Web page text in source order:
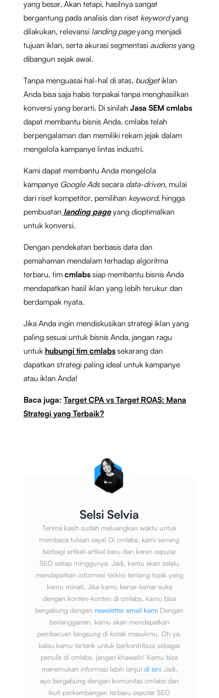
yang besar. Akan tetapi, hasilnya sangat
bergantung pada analisis dan riset keywordyang
dilakukan, relevansi landing pageyang menjadi
tujuan iklan, serta akurasi segmentasi audiensyang
dibangun sejak awal.
Tanpa menguasai hal-hal di atas, budgetiklan
Anda bisa saja habis terpakai tanpa menghasilkan
konversi yang berarti. Di sinilah Jasa SEM cmlabs
dapat membantu bisnis Anda. cmlabs telah
berpengalaman dan memiliki rekam jejak dalam
mengelola kampanye lintas industri.
Kami dapat membantu Anda mengelola
kampanye Google Adssecara data-driven, mulai
dari riset kompetitor, pemilihan keyword, hingga
pembuatan landing pageyang dioptimalkan
untuk konversi.
Dengan pendekatan berbasis data dan
pemahaman mendalam terhadap algoritma
terbaru, tim cmlabs siap membantu bisnis Anda
mendapatkan hasil iklan yang lebih terukur dan
berdampak nyata.
Jika Anda ingin mendiskusikan strategi iklan yang
paling sesuai untuk bisnis Anda, jangan ragu
untuk hubungi tim cmlabs sekarang dan
dapatkan strategi paling ideal untuk kampanye
atau iklan Anda!
Baca juga: Target CPA vs Target ROAS: Mana
Strategi yang Terbaik?
Selsi Selvia
Terima kasih sudah meluangkan waktu untuk
membaca tulisan saya! Di cmlabs, kami senang
berbagi artikel-artikel baru dan keren seputar
SEO setiap minggunya. Jadi, kamu akan selalu
mendapatkan informasi terkini tentang topik yang
kamu minati. Jika kamu benar-benar suka
dengan konten-konten di cmlabs, kamu bisa
bergabung dengan newsletter email kami Dengan
berlangganan, kamu akan mendapatkan
pembaruan langsung di kotak masukmu. Oh ya,
kalau kamu tertarik untuk berkontribusi sebagai
penulis di cmlabs, jangan khawatir! Kamu bisa
menemukan informasi lebih lanjut di sini Jadi,
ayo bergabung dengan komunitas cmlabs dan
ikuti perkembangan terbaru seputar SEO